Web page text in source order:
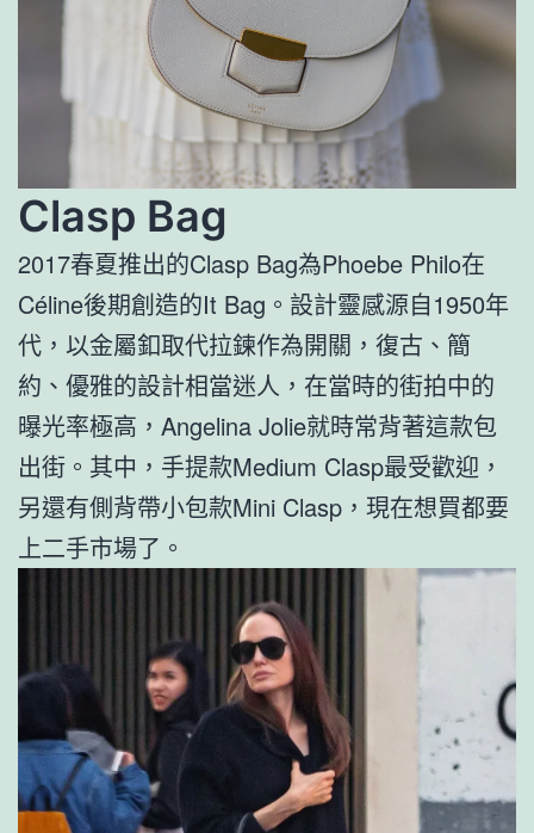
Clasp Bag
2017春夏推出的Clasp Bag為Phoebe Philo在
Céline後期創造的It Bag。設計靈感源自1950年
代，以金屬釦取代拉鍊作為開關，復古、簡
約、優雅的設計相當迷人，在當時的街拍中的
曝光率極高，Angelina Jolie就時常背著這款包
出街。其中，手提款Medium Clasp最受歡迎，
另還有側背帶小包款Mini Clasp，現在想買都要
上二手市場了。